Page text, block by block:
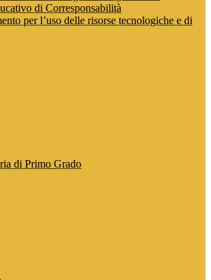
di Corresponsabilità
per l’uso delle risorse tecnologiche e di
di Primo Grado